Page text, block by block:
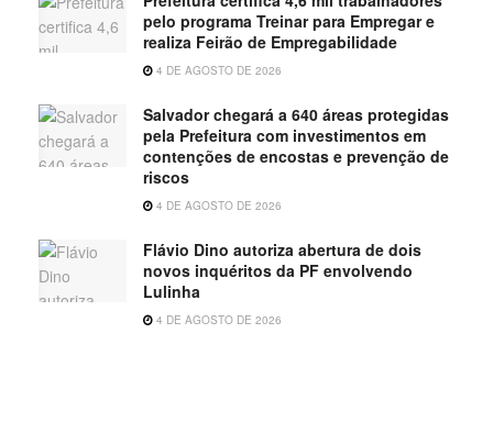
pelo programa Treinar para Empregar e
realiza Feirão de Empregabilidade
4 DE AGOSTO DE 2026
Salvador chegará a 640 áreas protegidas
pela Prefeitura com investimentos em
contenções de encostas e prevenção de
riscos
4 DE AGOSTO DE 2026
Flávio Dino autoriza abertura de dois
novos inquéritos da PF envolvendo
Lulinha
4 DE AGOSTO DE 2026